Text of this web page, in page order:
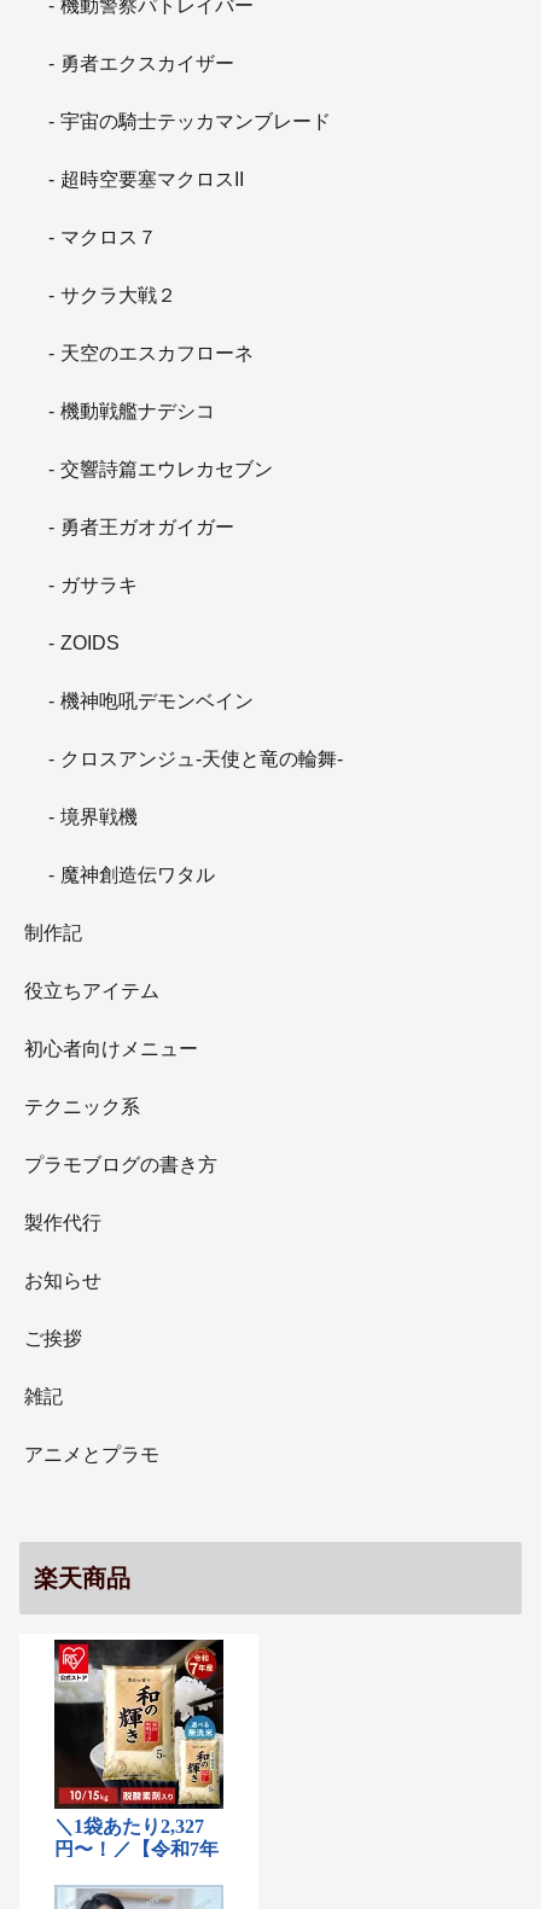
機動警察パトレイバー
勇者エクスカイザー
宇宙の騎士テッカマンブレード
超時空要塞マクロスII
マクロス７
サクラ大戦２
天空のエスカフローネ
機動戦艦ナデシコ
交響詩篇エウレカセブン
勇者王ガオガイガー
ガサラキ
ZOIDS
機神咆吼デモンベイン
クロスアンジュ-天使と竜の輪舞-
境界戦機
魔神創造伝ワタル
制作記
役立ちアイテム
初心者向けメニュー
テクニック系
プラモブログの書き方
製作代行
お知らせ
ご挨拶
雑記
アニメとプラモ
楽天商品